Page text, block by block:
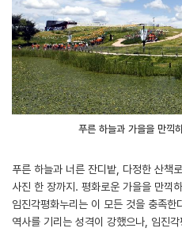
푸른 하늘과 가을을 만끽
푸른 하늘과 너른 잔디밭, 다정한 산책
사진 한 장까지. 평화로운 가을을 만끽
임진각평화누리는 이 모든 것을 충족한
역사를 기리는 성격이 강했으나, 임진